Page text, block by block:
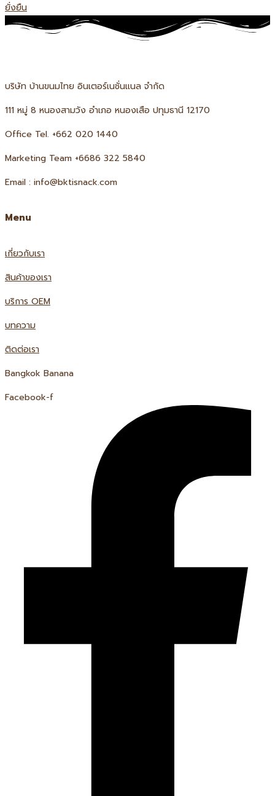
ยั่งยืน
บริษัท บ้านขนมไทย อินเตอร์เนชั่นแนล จำกัด
111 หมู่ 8 หนองสามวัง อำเภอ หนองเสือ ปทุมธานี 12170
Office Tel. +662 020 1440
Marketing Team +6686 322 5840
Email : info@bktisnack.com
Menu
เกี่ยวกับเรา
สินค้าของเรา
บริการ OEM
บทความ
ติดต่อเรา
Bangkok Banana
Facebook-f